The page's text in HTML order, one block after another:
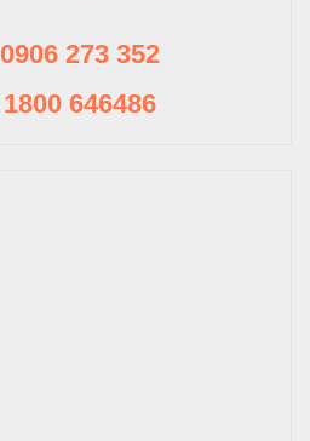
0906 273 352
1800 646486